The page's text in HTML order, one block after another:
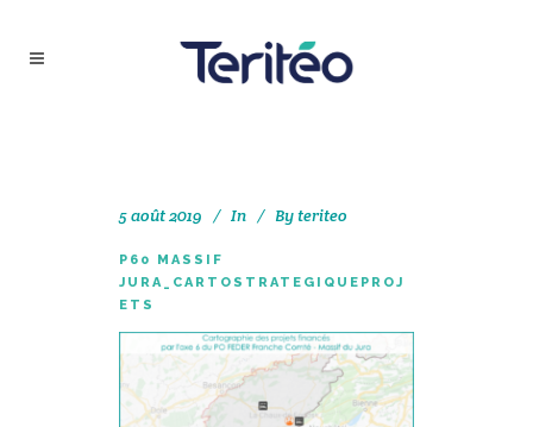
5 août 2019 In Byteriteo
P60 MASSIF
JURA_CARTOSTRATEGIQUEPROJ
ETS